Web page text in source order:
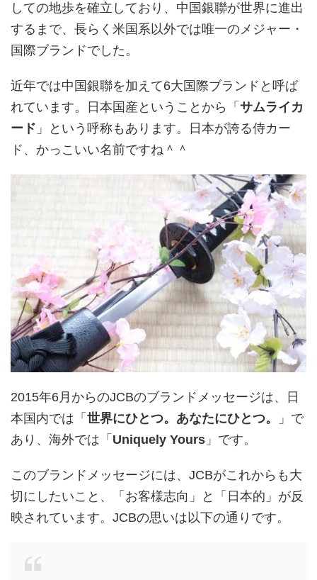
しての地歩を確立しており、中国銀聯が世界に進出
するまで、長らく米国系以外では唯一のメジャー・
国際ブランドでした。
近年では中国銀聯を加えて6大国際ブランドと呼ば
れています。日本国産ということから「 サムライカ
ード 」という呼称もあります。日本が誇る侍カー
ド、かっこいい名前ですね＾＾
2015年6月からのJCBのブランドメッセージは、日
本国内では「 世界にひとつ。あなたにひとつ。
」で
あり、海外では「 Uniquely Yours 」です。
このブランドメッセージには、JCBがこれからも大
切にしたいこと、「お客様志向」と「日本的」が反
映されています。JCBの思いは以下の通りです。